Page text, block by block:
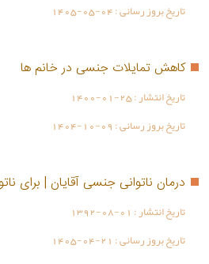
تاریخ بروز رسانی :1405-05-04
کاهش تمایلات جنسی در خانم ها
تاریخ انتشار :1400-01-25
تاریخ بروز رسانی :1404-10-09
درمان ناتوانی جنسی آقایان | برای
تاریخ انتشار : 1392-08-01
تاریخ بروز رسانی : 1405-04-21